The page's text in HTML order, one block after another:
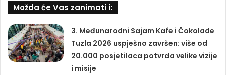
Možda će Vas zanimati i:
3. Međunarodni Sajam Kafe i Čokolade
Tuzla 2026 uspješno završen: više od
20.000 posjetilaca potvrda velike vizije
i misije